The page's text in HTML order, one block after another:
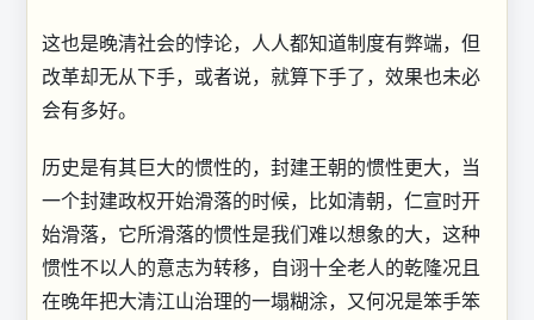
这也是晚清社会的悖论，人人都知道制度有弊端，但
改革却无从下手，或者说，就算下手了，效果也未必
会有多好。
历史是有其巨大的惯性的，封建王朝的惯性更大，当
一个封建政权开始滑落的时候，比如清朝，仁宣时开
始滑落，它所滑落的惯性是我们难以想象的大，这种
惯性不以人的意志为转移，自诩十全老人的乾隆况且
在晚年把大清江山治理的一塌糊涂，又何况是笨手笨